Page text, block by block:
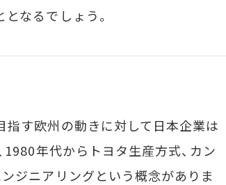
なるでしょう。
す欧州の動きに対して日本企業は
年代からトヨタ生産方式、カン
ジニアリングという概念がありま